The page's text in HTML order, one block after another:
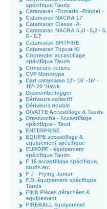
spécifique Tauds
Catamaran -Tornado -Prindel -
Catamaran NACRA 17'
Catamaran Classe -A-
Catamaran NACRA 5.,0 - 5,2 - 5,
5 - 5.7
Catamaran SPITFIRE
Catamaran Topcat KI
Contender accastillage
spécifique Tauds
Croiseurs cotiers
CVP Monotype
Dart catamaran 12'- 15' -16' -
18'- 20 'Hawk
Dascombe lugger
Dériveurs collectif
Dériveurs double
DIVATTE Accastillage & Tauds
Drascombe - Accastillage
spécifique - Taud
ENTERPRISE
EQUIPE accastillage &
equipement spécifique
EUROPE - équipement
spécifique Tauds
F 15 accastillage spécifique,
tauds etc
F J - Flying Junior
F.D. équipement spécifique
Tauds
FINN Pièces détachées &
equipement
FIREBALL équipement